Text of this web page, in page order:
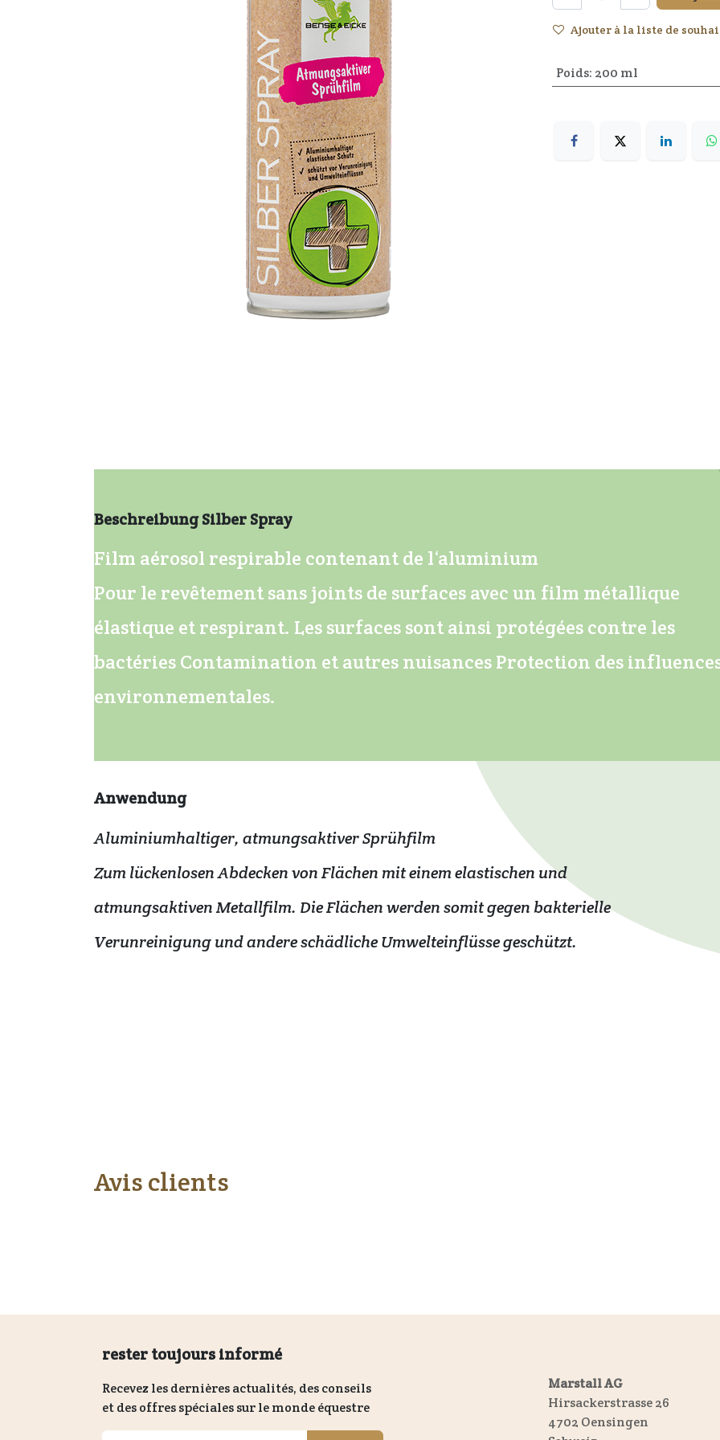
Ajouter à la liste de
Poids: 200 ml
Beschreibung Silber Spray
Film aérosol respirable contenant de l‘aluminium
Pour le revêtement sans joints de surfaces avec un film métallique
élastique et respirant. Les surfaces sont ainsi protégées contre les
bactéries Contamination et autres nuisances Protection des
environnementales.
Anwendung
Aluminiumhaltiger, atmungsaktiver Sprühfilm
Zum lückenlosen Abdecken von Flächen mit einem elastischen und
atmungsaktiven Metallfilm. Die Flächen werden somit gegen bakterielle
Verunreinigung und andere schädliche Umwelteinflüsse geschützt.
Avis clients
rester toujours informé
Recevez les dernières actualités, des conseils
et des offres spéciales sur le monde équestre
Marstall AG
Hirsackerstrasse 26
4702 Oensingen